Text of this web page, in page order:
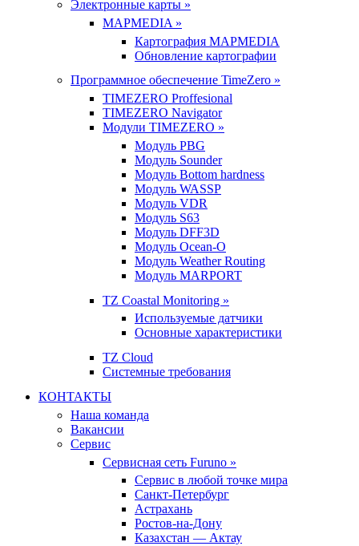
Электронные карты »
MAPMEDIA »
Картография MAPMEDIA
Обновление картографии
Программное обеспечение TimeZero »
TIMEZERO Proffesional
TIMEZERO Navigator
Модули TIMEZERO »
Модуль PBG
Модуль Sounder
Модуль Bottom hardness
Модуль WASSP
Модуль VDR
Модуль S63
Модуль DFF3D
Модуль Ocean-O
Модуль Weather Routing
Модуль MARPORT
TZ Coastal Monitoring »
Используемые датчики
Основные характеристики
TZ Cloud
Системные требования
КОНТАКТЫ
Наша команда
Вакансии
Сервис
Сервисная сеть Furuno »
Сервис в любой точке мира
Санкт-Петербург
Астрахань
Ростов-на-Дону
Казахстан — Актау